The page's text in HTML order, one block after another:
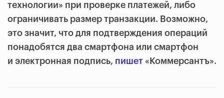
технологии» при проверке платежей, либо
ограничивать размер транзакции. Возможно,
это значит, что для подтверждения операций
понадобятся два смартфона или смартфон
и электронная подпись, пишет «Коммерсантъ».